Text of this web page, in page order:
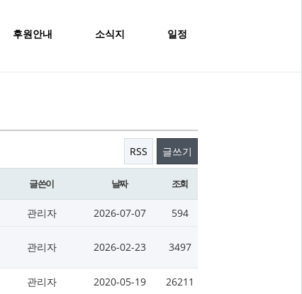
후원안내 소식지 일정
RSS 글쓰기
글쓴이 날짜 조회
관리자 2026-07-07 594
관리자 2026-02-23 3497
관리자 2020-05-19
26211